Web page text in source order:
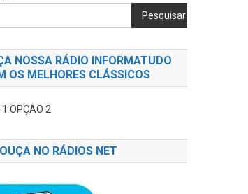
Pesquisar
NOSSA RÁDIO INFORMATUDO
OS MELHORES CLÁSSICOS
1OPÇÃO 2
NO RÁDIOS NET